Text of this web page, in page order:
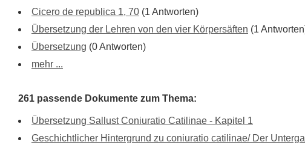
Cicero de republica 1, 70 (1 Antworten)
Übersetzung der Lehren von den vier Körpersäften (1
Übersetzung (0 Antworten)
mehr ...
261 passende Dokumente zum Thema:
Übersetzung Sallust Coniuratio Catilinae - Kapitel 1
Geschichtlicher Hintergrund zu coniuratio catilinae/ Der